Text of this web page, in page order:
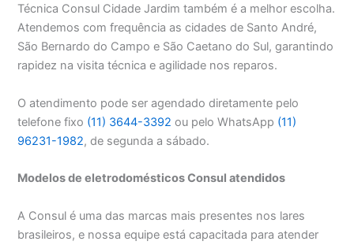
Técnica Consul Cidade Jardim também é a melhor escolha.
Atendemos com frequência as cidades de Santo André,
São Bernardo do Campo e São Caetano do Sul, garantindo
rapidez na visita técnica e agilidade nos reparos.
O atendimento pode ser agendado diretamente pelo
telefone fixo (11) 3644-3392 ou pelo WhatsApp (11)
96231-1982, de segunda a sábado.
Modelos de eletrodomésticos Consul atendidos
A Consul é uma das marcas mais presentes nos lares
brasileiros, e nossa equipe está capacitada para atender